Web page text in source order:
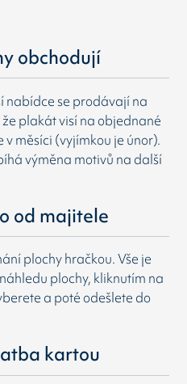
obchodují
nabídce se prodávají na
plakát visí na objednané
v měsíci (vyjímkou je únor).
výměna motivů na další
od majitele
plochy hračkou. Vše je
plochy, kliknutím na
a poté odešlete do
kartou